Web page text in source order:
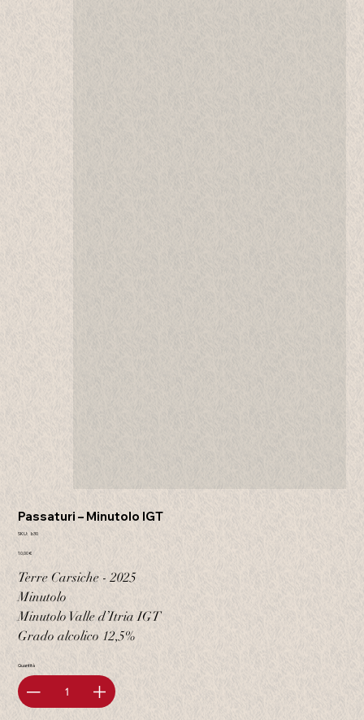
Passaturi – Minutolo IGT
SKU: SKU
b30
Prezzo
10,00 €
Terre Carsiche - 2025
Minutolo
Minutolo Valle d’Itria IGT
Grado alcolico 12,5%
Quantità